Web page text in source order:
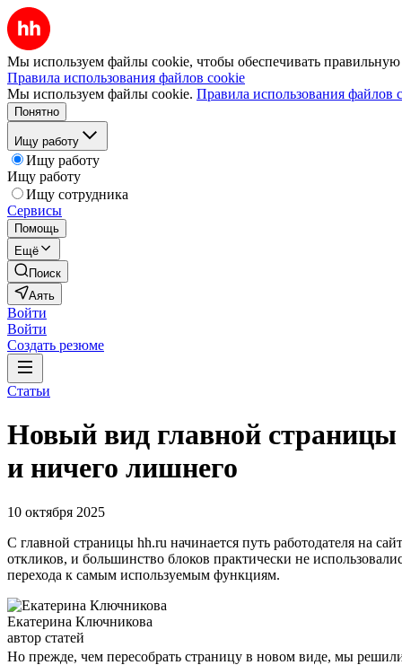
Мы используем файлы cookie, чтобы обеспечивать правильную
Правила использования файлов cookie
Мы используем файлы cookie. Правила использования файлов
Понятно
Ищу работу
Ищу работу
Ищу работу
Ищу сотрудника
Сервисы
Помощь
Ещё
Поиск
Аять
Войти
Войти
Создать резюме
Статьи
Новый вид главной страницы
и ничего лишнего
10 октября 2025
C главной страницы hh.ru начинается путь работодателя на
откликов, и большинство блоков практически не
перехода к самым используемым функциям.
Екатерина Ключникова
автор статей
Но прежде, чем пересобрать страницу в новом виде, мы